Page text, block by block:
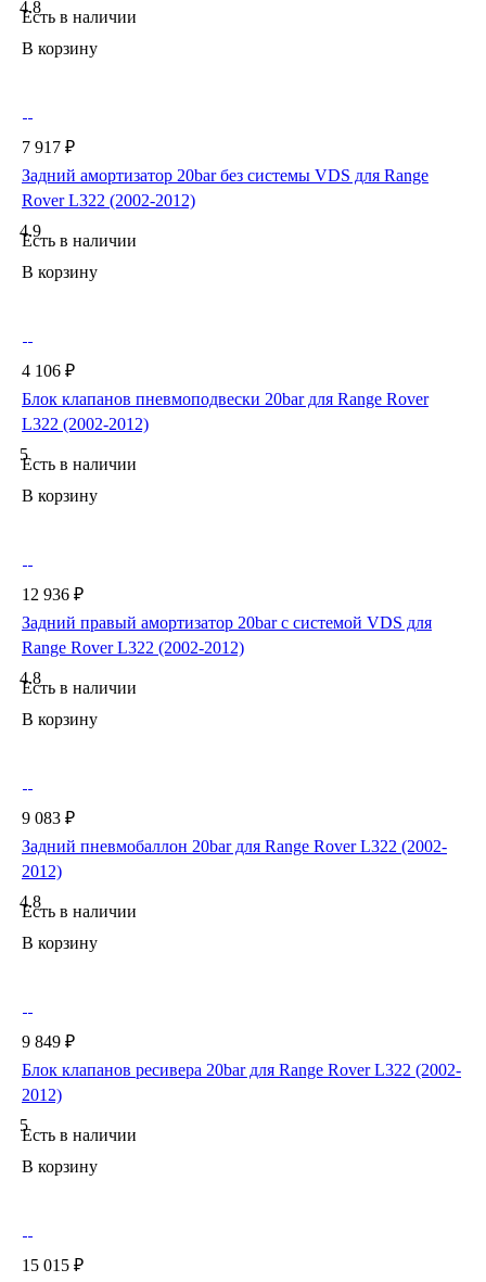
4.8
Есть в наличии
В корзину
7 917 ₽
Задний амортизатор 20bar без системы VDS для Range
Rover L322 (2002-2012)
4.9
Есть в наличии
В корзину
4 106 ₽
Блок клапанов пневмоподвески 20bar для Range Rover
L322 (2002-2012)
5
Есть в наличии
В корзину
12 936 ₽
Задний правый амортизатор 20bar с системой VDS для
Range Rover L322 (2002-2012)
4.8
Есть в наличии
В корзину
9 083 ₽
Задний пневмобаллон 20bar для Range Rover L322 (2002-
2012)
4.8
Есть в наличии
В корзину
9 849 ₽
Блок клапанов ресивера 20bar для Range Rover L322 (2002-
2012)
5
Есть в наличии
В корзину
15 015 ₽